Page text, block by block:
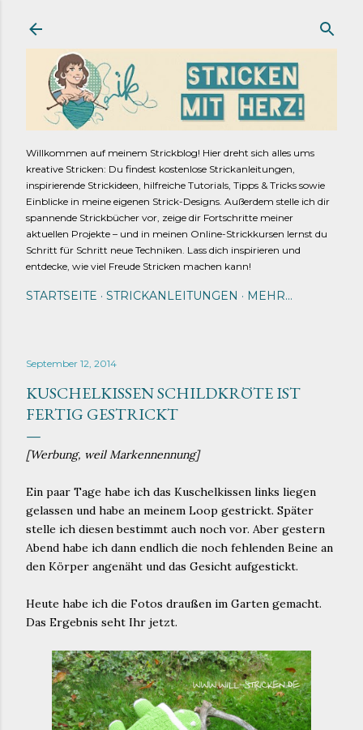
Willkommen auf meinem Strickblog! Hier dreht sich alles ums
kreative Stricken: Du findest kostenlose Strickanleitungen,
inspirierende Strickideen, hilfreiche Tutorials, Tipps & Tricks sowie
Einblicke in meine eigenen Strick-Designs. Außerdem stelle ich dir
spannende Strickbücher vor, zeige dir Fortschritte meiner
aktuellen Projekte – und in meinen Online-Strickkursen lernst du
Schritt für Schritt neue Techniken. Lass dich inspirieren und
entdecke, wie viel Freude Stricken machen kann!
STARTSEITE STRICKANLEITUNGEN MEHR…
September 12, 2014
KUSCHELKISSEN SCHILDKRÖTE IST
FERTIG GESTRICKT
[Werbung, weil Markennennung]
Ein paar Tage habe ich das Kuschelkissen links liegen
gelassen und habe an meinem Loop gestrickt. Später
stelle ich diesen bestimmt auch noch vor. Aber gestern
Abend habe ich dann endlich die noch fehlenden Beine an
den Körper angenäht und das Gesicht aufgestickt.
Heute habe ich die Fotos draußen im Garten gemacht.
Das Ergebnis seht Ihr jetzt.